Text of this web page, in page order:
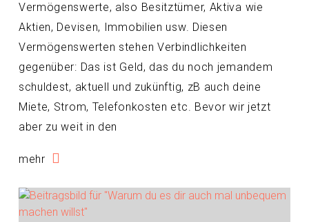
Vermögenswerte, also Besitztümer, Aktiva wie
Aktien, Devisen, Immobilien usw. Diesen
Vermögenswerten stehen Verbindlichkeiten
gegenüber: Das ist Geld, das du noch jemandem
schuldest, aktuell und zukünftig, zB auch deine
Miete, Strom, Telefonkosten etc. Bevor wir jetzt
aber zu weit in den
mehr